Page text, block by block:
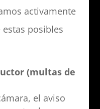
activamente
posibles
(multas de
el aviso